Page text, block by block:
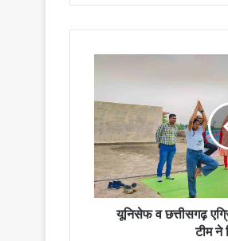
यूनिसेफ व छत्तीसगढ़
टीम ने